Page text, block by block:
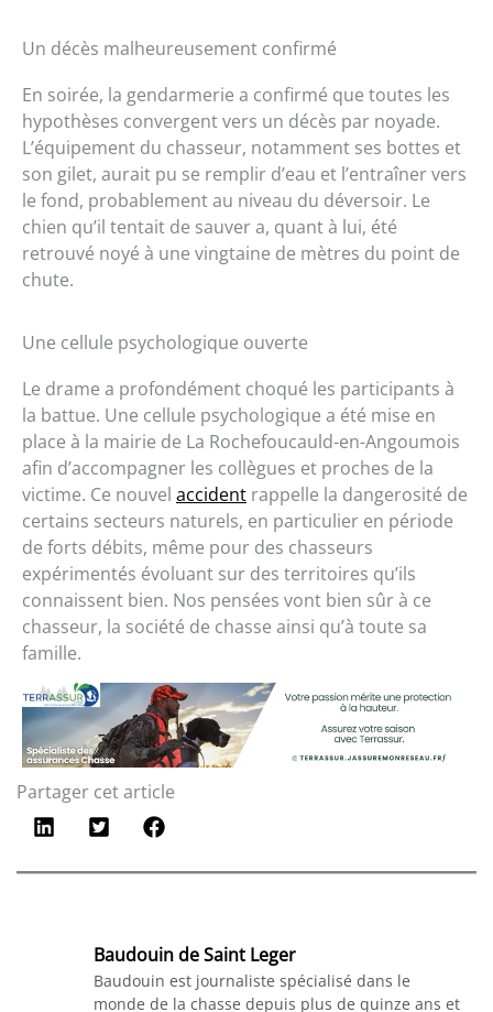
Un décès malheureusement confirmé
En soirée, la gendarmerie a confirmé que toutes les
hypothèses convergent vers un décès par noyade.
L’équipement du chasseur, notamment ses bottes et
son gilet, aurait pu se remplir d’eau et l’entraîner vers
le fond, probablement au niveau du déversoir. Le
chien qu’il tentait de sauver a, quant à lui, été
retrouvé noyé à une vingtaine de mètres du point de
chute.
Une cellule psychologique ouverte
Le drame a profondément choqué les participants à
la battue. Une cellule psychologique a été mise en
place à la mairie de La Rochefoucauld-en-Angoumois
afin d’accompagner les collègues et proches de la
victime. Ce nouvel accident rappelle la dangerosité de
certains secteurs naturels, en particulier en période
de forts débits, même pour des chasseurs
expérimentés évoluant sur des territoires qu’ils
connaissent bien. Nos pensées vont bien sûr à ce
chasseur, la société de chasse ainsi qu’à toute sa
famille.
Partager cet article
Baudouin de Saint Leger
Baudouin est journaliste spécialisé dans le
monde de la chasse depuis plus de quinze ans et